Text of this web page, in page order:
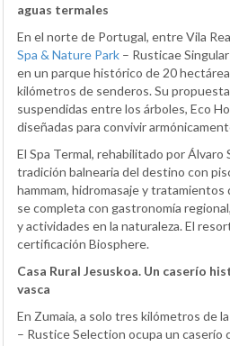
aguas termales
En el norte de Portugal, entre Vila
Spa & Nature Park – Rusticae
en un parque histórico de 20
kilómetros de senderos. Su
suspendidas entre los árboles, Eco
diseñadas para convivir
El Spa Termal, rehabilitado por Álvaro
tradición balnearia del destino con
hammam, hidromasaje y tratamientos
se completa con gastronomía
y actividades en la naturaleza. El
certificación Biosphere.
Casa Rural Jesuskoa. Un caserío
vasca
En Zumaia, a solo tres kilómetros de
– Rustice Selection ocupa un